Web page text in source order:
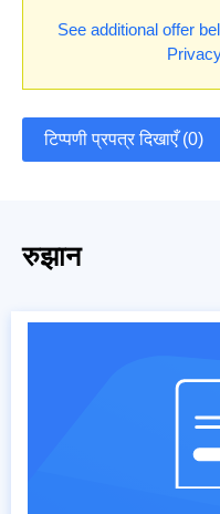
See additional offer
टिप्पणी प्रपत्र दिखाएँ (0)
रुझान